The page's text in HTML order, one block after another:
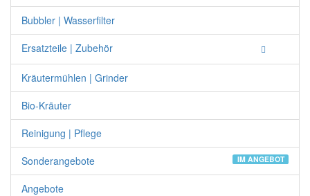
Bubbler | Wasserfilter
Ersatzteile | Zubehör
Kräutermühlen | Grinder
Bio-Kräuter
Reinigung | Pflege
Sonderangebote
IM ANGEBOT
Angebote